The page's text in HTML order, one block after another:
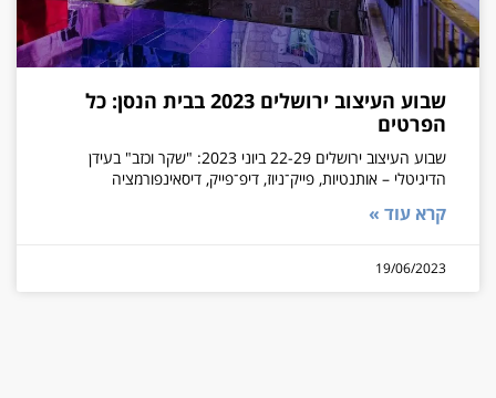
שבוע העיצוב ירושלים 2023 בבית הנסן: כל
הפרטים
שבוע העיצוב ירושלים 22-29 ביוני 2023: "שקר וכזב" בעידן
הדיגיטלי – אותנטיות, פייק־ניוז, דיפ־פייק, דיסאינפורמציה
קרא עוד »
19/06/2023